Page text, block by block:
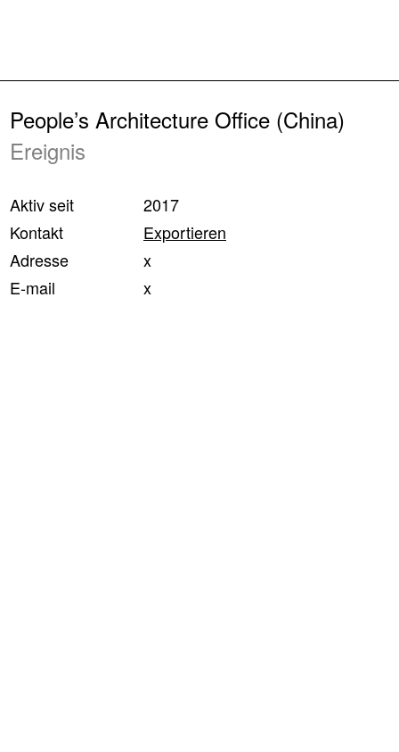
People’s Architecture Office (China)
Ereignis
Aktiv seit
2017
Kontakt
Exportieren
Adresse
x
E-mail
x